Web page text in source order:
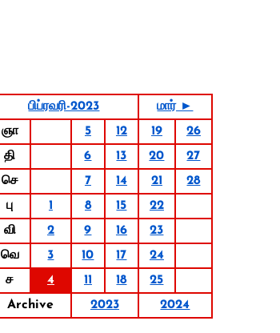
பிப்ரவரி-2023
மார் ►
ஞா
5 12 19
26
தி
6 13 20
27
செ
7 14 21
28
பு
1 8 15
22
வி
2 9 16
23
வெ
3 10 17
24
ச
4 11 18
25
Archive
2023 2024